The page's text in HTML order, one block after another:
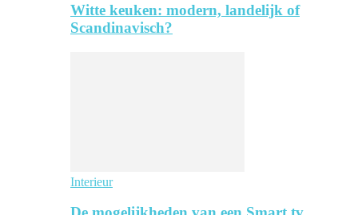
Witte keuken: modern, landelijk of
Scandinavisch?
Interieur